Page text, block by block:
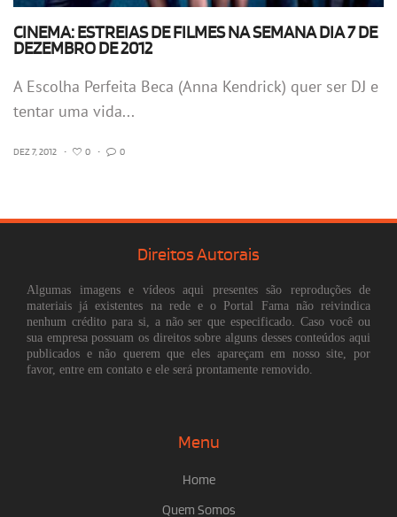
CINEMA: ESTREIAS DE FILMES NA SEMANA DIA 7 DE
DEZEMBRO DE 2012
A Escolha Perfeita Beca (Anna Kendrick) quer ser DJ e
tentar uma vida...
DEZ 7, 2012 • 0 • 0
Direitos Autorais
Algumas imagens e vídeos aqui presentes são reproduções de
materiais já existentes na rede e o Portal Fama não reivindica
nenhum crédito para si, a não ser que especificado. Caso você ou
sua empresa possuam os direitos sobre alguns desses conteúdos aqui
publicados e não querem que eles apareçam em nosso site, por
favor, entre em contato e ele será prontamente removido.
Menu
Home
Quem Somos